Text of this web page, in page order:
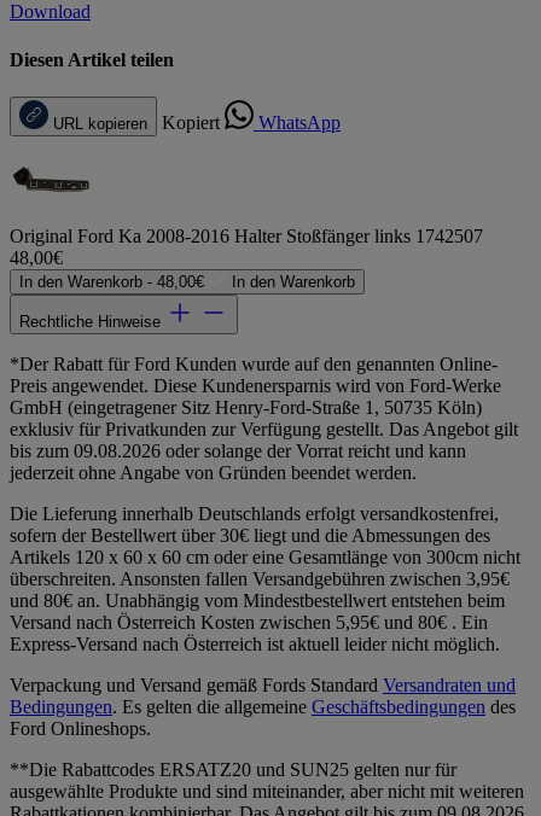
Download
Diesen Artikel teilen
URL kopieren Kopiert WhatsApp
Original Ford Ka 2008-2016 Halter Stoßfänger links 1742507
48,00€
In den Warenkorb - 48,00€ In den Warenkorb
Rechtliche Hinweise
*Der Rabatt für Ford Kunden wurde auf den genannten Online-
Preis angewendet. Diese Kundenersparnis wird von Ford-Werke
GmbH (eingetragener Sitz Henry-Ford-Straße 1, 50735 Köln)
exklusiv für Privatkunden zur Verfügung gestellt. Das Angebot gilt
bis zum 09.08.2026 oder solange der Vorrat reicht und kann
jederzeit ohne Angabe von Gründen beendet werden.
Die Lieferung innerhalb Deutschlands erfolgt versandkostenfrei,
sofern der Bestellwert über 30€ liegt und die Abmessungen des
Artikels 120 x 60 x 60 cm oder eine Gesamtlänge von 300cm nicht
überschreiten. Ansonsten fallen Versandgebühren zwischen 3,95€
und 80€ an. Unabhängig vom Mindestbestellwert entstehen beim
Versand nach Österreich Kosten zwischen 5,95€ und 80€ . Ein
Express-Versand nach Österreich ist aktuell leider nicht möglich.
Verpackung und Versand gemäß Fords Standard Versandraten und
Bedingungen. Es gelten die allgemeine Geschäftsbedingungen des
Ford Onlineshops.
**Die Rabattcodes ERSATZ20 und SUN25 gelten nur für
ausgewählte Produkte und sind miteinander, aber nicht mit weiteren